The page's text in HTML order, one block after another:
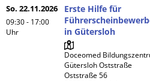
So. 22.11.2026
09:30 - 17:00
Uhr
Erste Hilfe für
in Gütersloh
Doceomed
Gütersloh Oststraße
Oststraße 56